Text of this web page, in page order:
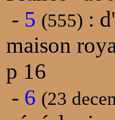
- 5 (555) :
maison
p 16
- 6 (23